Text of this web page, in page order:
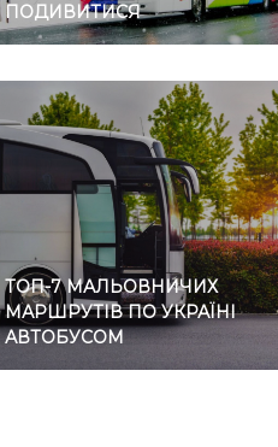
ПОДИВИТИСЯ
ТОП-7 МАЛЬОВНИЧИХ
МАРШРУТІВ ПО УКРАЇНІ
АВТОБУСОМ